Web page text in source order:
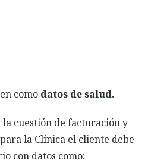
como datos de salud.
cuestión de facturación y
la Clínica el cliente debe
con datos como: